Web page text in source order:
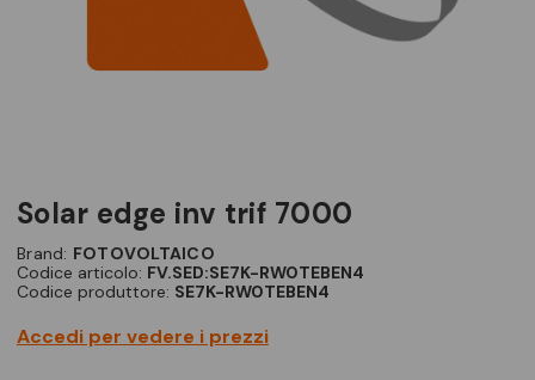
solar edge inv trif 7000
Brand: FOTOVOLTAICO
Codice articolo: FV.SED:SE7K-RW0TEBEN4
Codice produttore: SE7K-RW0TEBEN4
Accedi per vedere i prezzi